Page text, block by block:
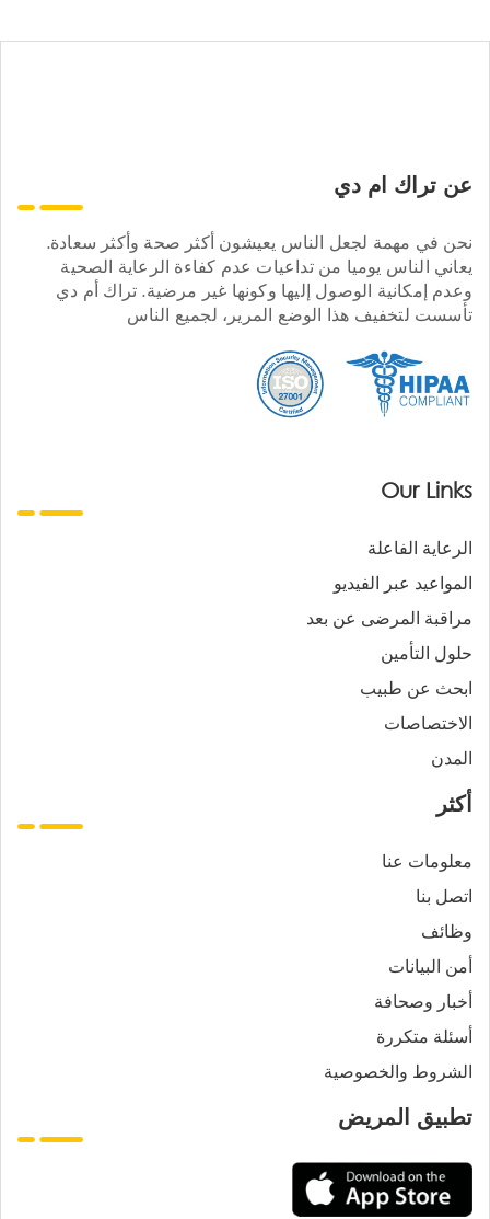
عن تراك ام دي
نحن في مهمة لجعل الناس يعيشون أكثر صحة وأكثر سعادة.
يعاني الناس يوميا من تداعيات عدم كفاءة الرعاية الصحية
وعدم إمكانية الوصول إليها وكونها غير مرضية. تراك أم دي
تأسست لتخفيف هذا الوضع المرير، لجميع الناس
Our Links
الرعاية الفاعلة
المواعيد عبر الفيديو
مراقبة المرضى عن بعد
حلول التأمين
ابحث عن طبيب
الاختصاصات
المدن
أكثر
معلومات عنا
اتصل بنا
وظائف
أمن البيانات
أخبار وصحافة
أسئلة متكررة
الشروط والخصوصية
تطبيق المريض